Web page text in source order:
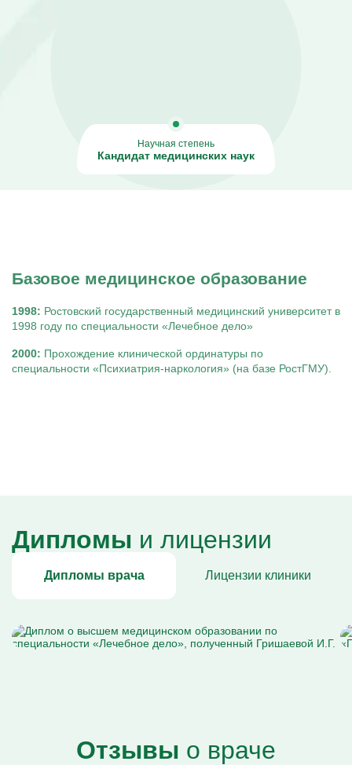
Научная степень
Кандидат медицинских наук
Базовое медицинское образование
1998: Ростовский государственный медицинский университет в
1998 году по специальности «Лечебное дело»
2000: Прохождение клинической ординатуры по
специальности «Психиатрия-наркология» (на базе РостГМУ).
Дипломы и лицензии
Дипломы врача Лицензии клиники
Отзывы о враче